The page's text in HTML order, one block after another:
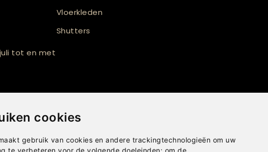
cookies
gebruik van cookies en andere trackingtechnologieën om uw
te verbeteren voor de volgende doeleinden: om de
tot en met
Vloerkleden
Shutters